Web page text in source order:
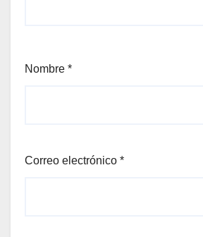
Nombre *
Correo electrónico *